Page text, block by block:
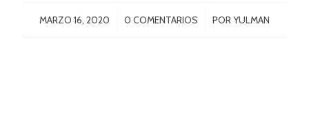
MARZO 16, 2020
/ 0 COMENTARIOS
/ POR YULMAN